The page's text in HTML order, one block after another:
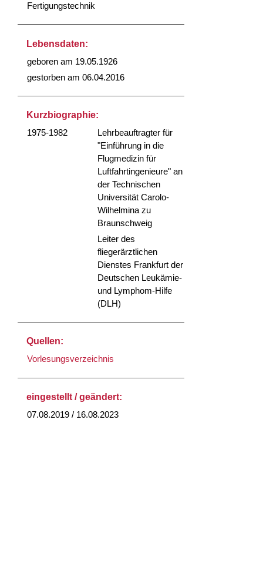
Fertigungstechnik
Lebensdaten:
geboren am 19.05.1926
gestorben am 06.04.2016
Kurzbiographie:
1975-1982
Lehrbeauftragter für
"Einführung in die
Flugmedizin für
Luftfahrtingenieure" an
der Technischen
Universität Carolo-
Wilhelmina zu
Braunschweig
Leiter des
fliegerärztlichen
Dienstes Frankfurt der
Deutschen Leukämie-
und Lymphom-Hilfe
(DLH)
Quellen:
Vorlesungsverzeichnis
eingestellt / geändert:
07.08.2019 / 16.08.2023